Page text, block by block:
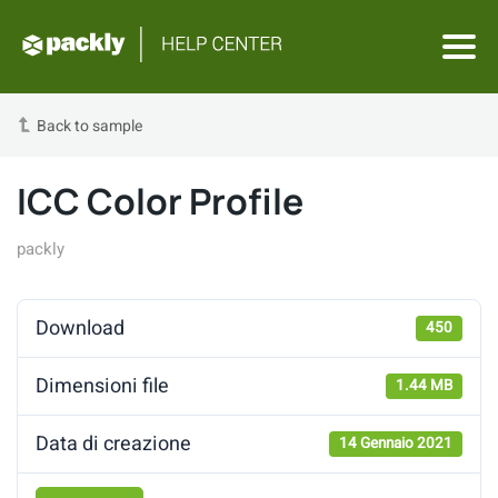
Back to sample
ICC Color Profile
packly
Download 450
Dimensioni file 1.44 MB
Data di creazione 14 Gennaio 2021